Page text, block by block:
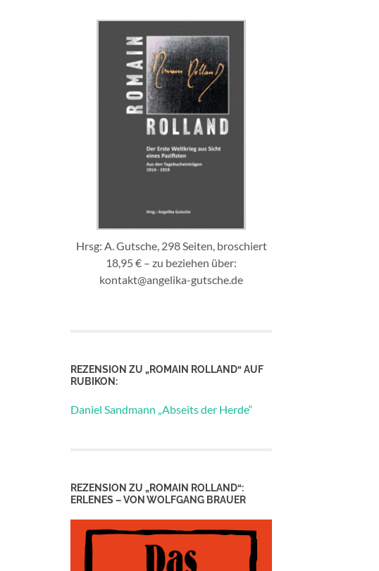
Hrsg: A. Gutsche, 298 Seiten, broschiert
18,95 € – zu beziehen über:
kontakt@angelika-gutsche.de
REZENSION ZU „ROMAIN ROLLAND“ AUF
RUBIKON:
Daniel Sandmann „Abseits der Herde“
REZENSION ZU „ROMAIN ROLLAND“:
ERLENES – VON WOLFGANG BRAUER